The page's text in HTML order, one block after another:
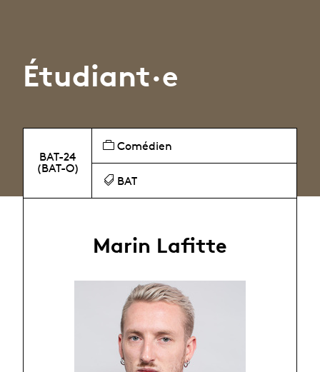
Étudiant·e
BAT-24
(BAT-O)
Comédien
BAT
Marin Lafitte